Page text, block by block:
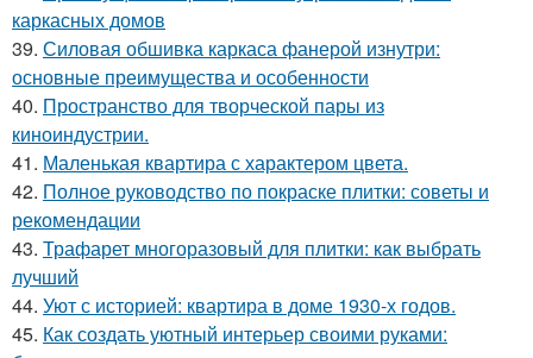
каркасных домов
39. Силовая обшивка каркаса фанерой изнутри:
основные преимущества и особенности
40. Пространство для творческой пары из
киноиндустрии.
41. Маленькая квартира с характером цвета.
42. Полное руководство по покраске плитки: советы и
рекомендации
43. Трафарет многоразовый для плитки: как выбрать
лучший
44. Уют с историей: квартира в доме 1930-х годов.
45. Как создать уютный интерьер своими руками: